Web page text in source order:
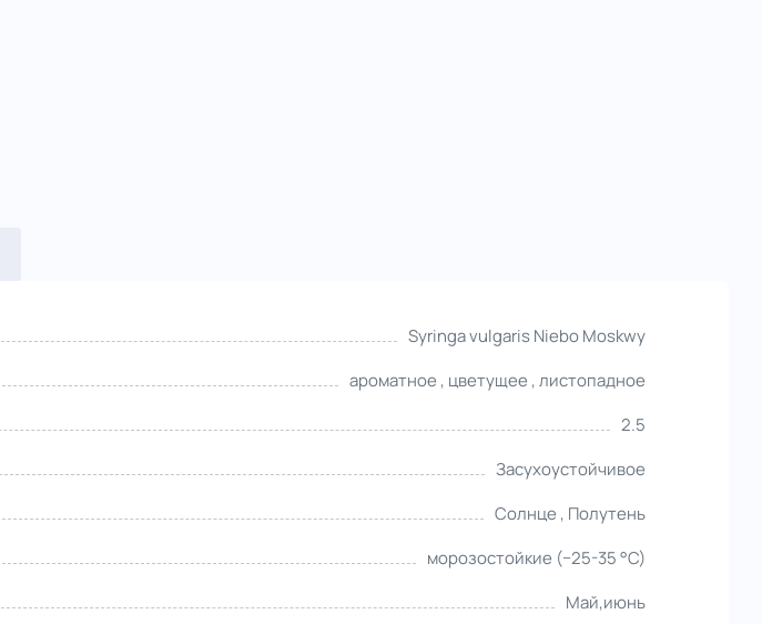
Syringa vulgaris Niebo Moskwy
ароматное , цветущее , листопадное
2.5
Засухоустойчивое
Солнце , Полутень
морозостойкие (−25-35 °С)
Май,июнь